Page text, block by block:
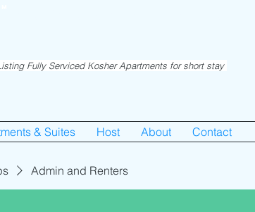
Fully Serviced Kosher Apartments for short stay
& Suites Host About Contact
Admin and Renters